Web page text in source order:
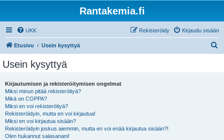
Rantakemia.fi
UKK Kirjaudu sisään
Rekisteröidy
Etusivu Usein kysyttyä
Usein kysyttyä
Kirjautumisen ja rekisteröitymisen ongelmat
Miksi minun pitää rekisteröityä?
Mikä on COPPA?
Miksi en voi rekisteröityä?
Rekisteröidyin, mutta en voi kirjautua!
Miksi en voi kirjautua sisään?
Rekisteröidyin joskus aiemmin, mutta en voi enää kirjautua sisään?!
Olen hukannut salasanani!